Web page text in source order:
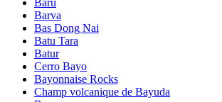
Barva
Bas Dong Nai
Batu Tara
Batur
Cerro Bayo
Bayonnaise Rocks
Champ volcanique de Bayuda